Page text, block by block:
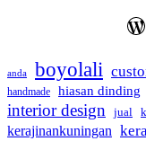
anda boyolali
handmade hiasan dinding
interior design jual
kerajinankuningan